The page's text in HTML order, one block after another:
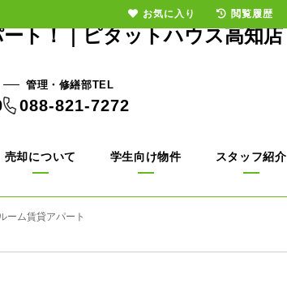
ト！｜ピタットハウス高知店
管理・修繕部TEL
088-821-7272
売却について 学生向け物件 スタッフ紹介
ーム賃貸アパート
お気に入り 閲覧履歴